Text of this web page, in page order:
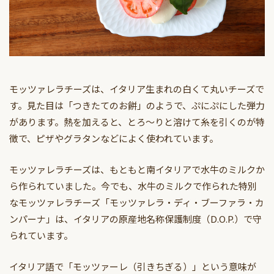
モッツァレラチーズは、イタリア生まれの白くて丸いチーズで
す。見た目は「つきたてのお餅」のようで、ぷにぷにした弾力
があります。熱を加えると、とろ～りと溶けて糸を引くのが特
徴で、ピザやグラタンなどによく使われています。
モッツァレラチーズは、もともと南イタリアで水牛のミルクか
ら作られていました。今でも、水牛のミルクで作られた特別
なモッツァレラチーズ「モッツァレラ・ディ・ブーファラ・カ
ンパーナ」は、イタリアの原産地名称保護制度（D.O.P.）で守
られています。
イタリア語で「モッツァーレ（引きちぎる）」という意味が